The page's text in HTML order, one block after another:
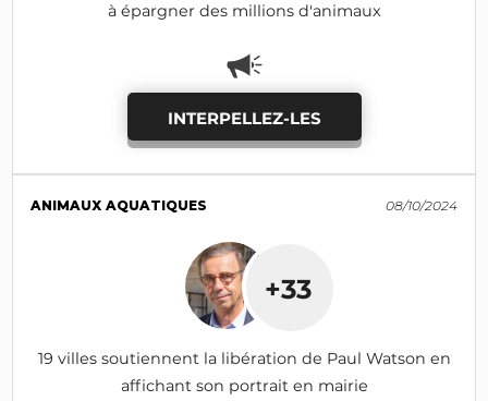
à épargner des millions d'animaux
INTERPELLEZ-LES
ANIMAUX AQUATIQUES 08/10/2024
+33
19 villes soutiennent la libération de Paul Watson en
affichant son portrait en mairie